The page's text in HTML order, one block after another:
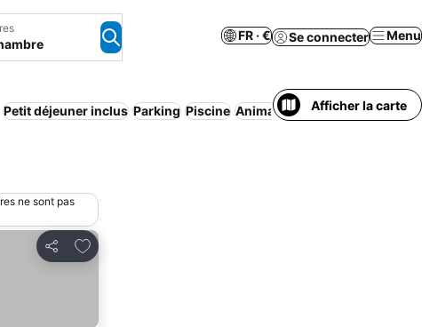
FR · € Se connecter Menu
Petit déjeuner inclus Parking Piscine Animaux acceptésAfficher la carte
ne sont pas
Partager
Ajouter à mes favoris